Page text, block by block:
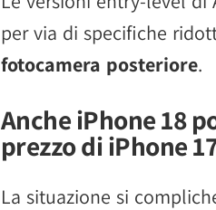
per via di specifiche
fotocamera posteriore.
Anche iPhone 18
prezzo di iPhone
La situazione si